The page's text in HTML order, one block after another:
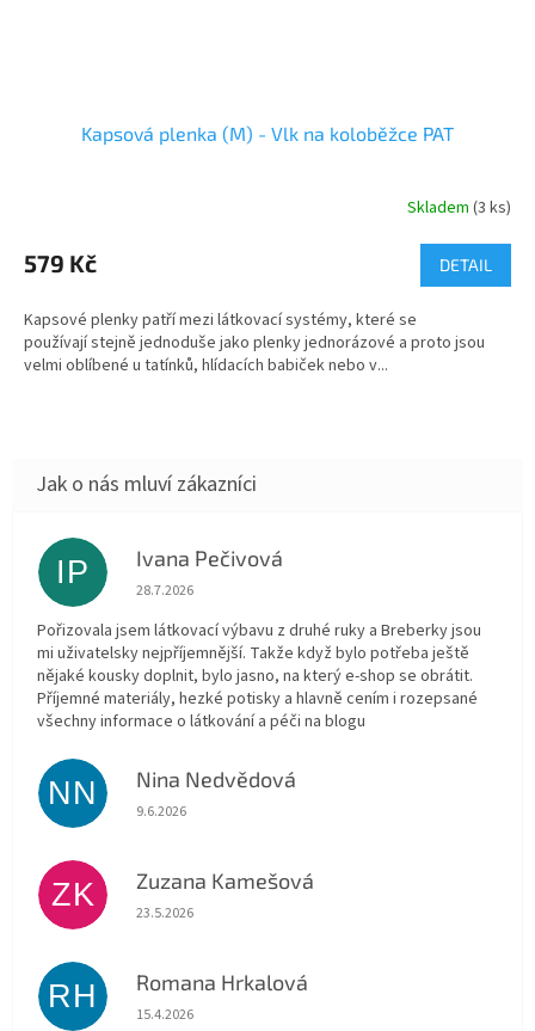
Kapsová plenka (M) - Vlk na koloběžce PAT
Skladem (3 ks)
579 Kč DETAIL
Kapsové plenky patří mezi látkovací systémy, které se
používají stejně jednoduše jako plenky jednorázové a proto jsou
velmi oblíbené u tatínků, hlídacích babiček nebo v...
IP Ivana Pečivová
Hodnocení obchodu je 5 z 5 hvězdiček.
28.7.2026
Pořizovala jsem látkovací výbavu z druhé ruky a Breberky jsou
mi uživatelsky nejpříjemnější. Takže když bylo potřeba ještě
nějaké kousky doplnit, bylo jasno, na který e-shop se obrátit.
Příjemné materiály, hezké potisky a hlavně cením i rozepsané
všechny informace o látkování a péči na blogu
NN Nina Nedvědová
Hodnocení obchodu je 5 z 5 hvězdiček.
9.6.2026
ZK Zuzana Kamešová
Hodnocení obchodu je 5 z 5 hvězdiček.
23.5.2026
RH Romana Hrkalová
Hodnocení obchodu je 5 z 5 hvězdiček.
15.4.2026